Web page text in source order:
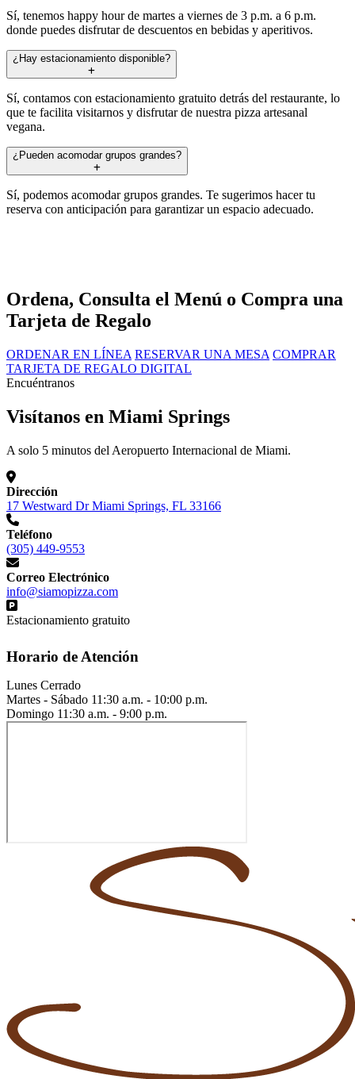
Sí, tenemos happy hour de martes a viernes de 3 p.m. a 6 p.m.
donde puedes disfrutar de descuentos en bebidas y aperitivos.
¿Hay estacionamiento disponible?
Sí, contamos con estacionamiento gratuito detrás del restaurante, lo
que te facilita visitarnos y disfrutar de nuestra pizza artesanal
vegana.
¿Pueden acomodar grupos grandes?
Sí, podemos acomodar grupos grandes. Te sugerimos hacer tu
reserva con anticipación para garantizar un espacio adecuado.
Ordena, Consulta el Menú o Compra una
Tarjeta de Regalo
ORDENAR EN LÍNEA RESERVAR UNA MESA COMPRAR
TARJETA DE REGALO DIGITAL
Encuéntranos
Visítanos en Miami Springs
A solo 5 minutos del Aeropuerto Internacional de Miami.
Dirección
17 Westward Dr Miami Springs, FL 33166
Teléfono
(305) 449-9553
Correo Electrónico
info@siamopizza.com
Estacionamiento gratuito
Horario de Atención
Lunes Cerrado
Martes - Sábado 11:30 a.m. - 10:00 p.m.
Domingo 11:30 a.m. - 9:00 p.m.